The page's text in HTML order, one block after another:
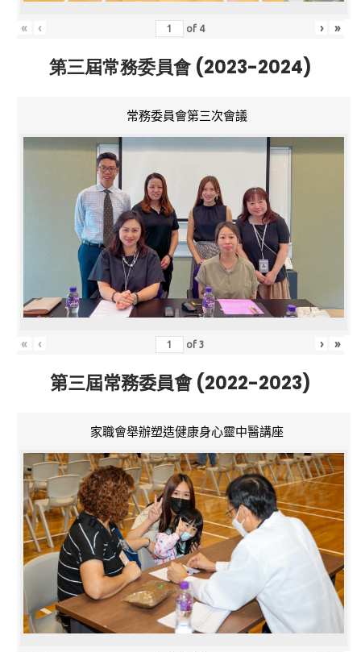
« ‹ of 4 › »
第三屆常務委員會 (2023-2024)
常務委員會第三次會議
« ‹ of3 › »
第三屆常務委員會 (2022-2023)
家職會舉辦塑造健康身心靈中醫講座